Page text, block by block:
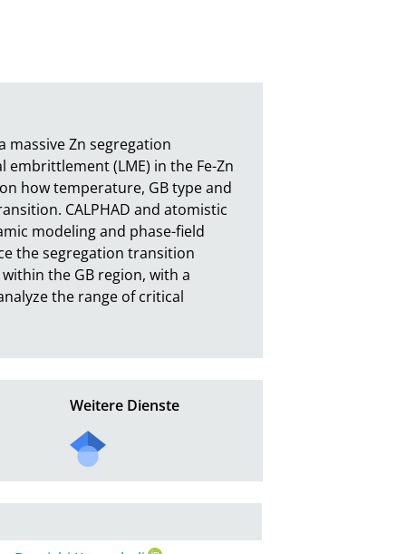
massive Zn segregation
(LME) in the Fe-Zn
how temperature, GB type and
CALPHAD and atomistic
modeling and phase-field
the segregation transition
the GB region, with a
the range of critical
Weitere Dienste